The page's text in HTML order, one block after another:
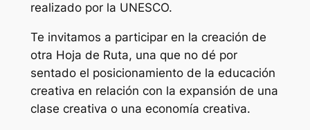
realizado por la UNESCO.
Te invitamos a participar en la creación de
otra Hoja de Ruta, una que no dé por
sentado el posicionamiento de la educación
creativa en relación con la expansión de una
clase creativa o una economía creativa.